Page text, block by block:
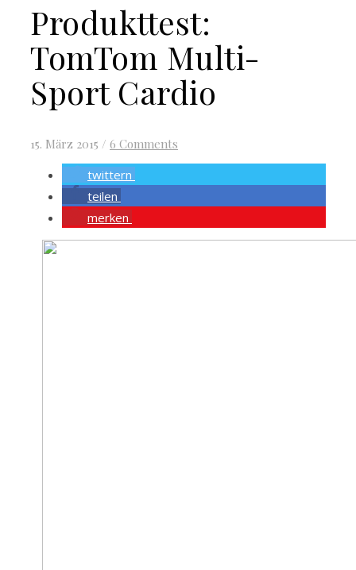
Produkttest:
TomTom Multi-
Sport Cardio
15. März 2015 / 6 Comments
twittern
teilen
merken